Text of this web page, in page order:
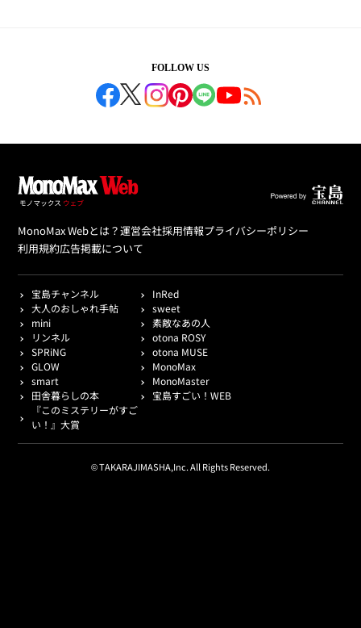
FOLLOW US
MonoMax Webとは？運営会社採用情報プライバシーポリシー
利用規約広告掲載について
宝島チャンネル
InRed
大人のおしゃれ手帖
sweet
mini
素敵なあの人
リンネル
otona ROSY
SPRiNG
otona MUSE
GLOW
MonoMax
smart
MonoMaster
田舎暮らしの本
宝島すごい！WEB
『このミステリーがすご
い！』大賞
© TAKARAJIMASHA,Inc. All Rights Reserved.